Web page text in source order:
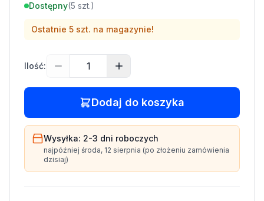
Dostępny(5 szt.)
Ostatnie 5 szt. na magazynie!
Ilość:
Dodaj do koszyka
Wysyłka: 2-3 dni roboczych
najpóźniej środa, 12 sierpnia (po złożeniu zamówienia
dzisiaj)